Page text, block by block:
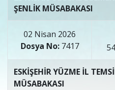
ŞENLİK MÜSABAKASI
02 Nisan 2026
Dosya No:7417
ESKİŞEHİR YÜZME İL
MÜSABAKASI